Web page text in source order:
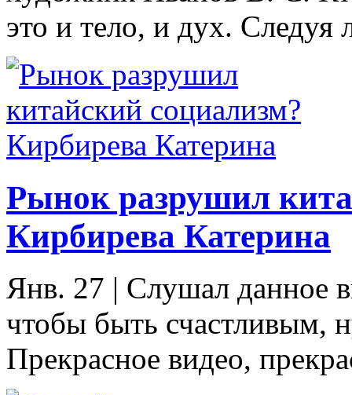
это и тело, и дух. Следуя
Рынок разрушил
Кирбирева Катерина
Янв. 27 | Слушал данное
чтобы быть счастливым,
Прекрасное видео,